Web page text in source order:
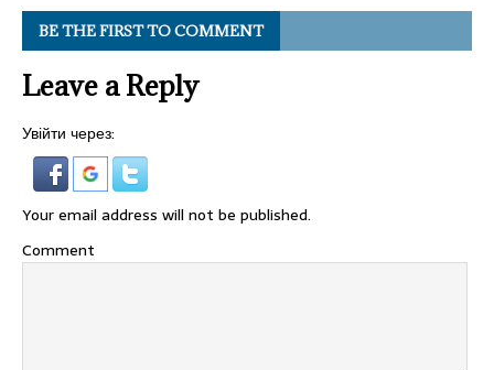
BE THE FIRST TO COMMENT
Leave a Reply
Увійти через:
Your email address will not be published.
Comment